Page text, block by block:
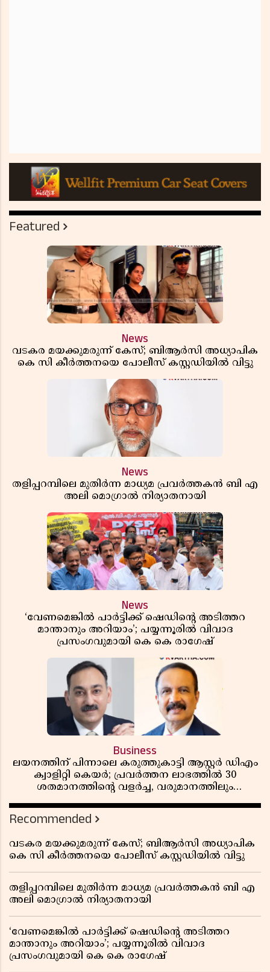
Featured
News
വടകര മയക്കുമരുന്ന് കേസ്; ബിആർസി അധ്യാപിക
കെ സി കീർത്തനയെ പോലീസ് കസ്റ്റഡിയിൽ വിട്ടു
News
തളിപ്പറമ്പിലെ മുതിർന്ന മാധ്യമ പ്രവർത്തകൻ ബി എ
അലി മൊഗ്രാൽ നിര്യാതനായി
News
‘വേണമെങ്കിൽ പാർട്ടിക്ക് ഷെഡിൻ്റെ അടിത്തറ
മാന്താനും അറിയാം’; പയ്യന്നൂരിൽ വിവാദ
പ്രസംഗവുമായി കെ കെ രാഗേഷ്
Business
ലയനത്തിന് പിന്നാലെ കരുത്തുകാട്ടി ആസ്റ്റർ ഡിഎം
ക്വാളിറ്റി കെയർ; പ്രവർത്തന ലാഭത്തിൽ 30
ശതമാനത്തിൻ്റെ വളർച്ച, വരുമാനത്തിലും
റിപ്പോർട്ട് പുറത്ത്
Recommended
വടകര മയക്കുമരുന്ന് കേസ്; ബിആർസി അധ്യാപിക
കെ സി കീർത്തനയെ പോലീസ് കസ്റ്റഡിയിൽ വിട്ടു
തളിപ്പറമ്പിലെ മുതിർന്ന മാധ്യമ പ്രവർത്തകൻ ബി എ
അലി മൊഗ്രാൽ നിര്യാതനായി
‘വേണമെങ്കിൽ പാർട്ടിക്ക് ഷെഡിൻ്റെ അടിത്തറ
മാന്താനും അറിയാം’; പയ്യന്നൂരിൽ വിവാദ
പ്രസംഗവുമായി കെ കെ രാഗേഷ്